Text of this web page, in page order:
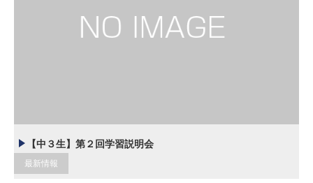
【中３生】第２回学習説明会
最新情報